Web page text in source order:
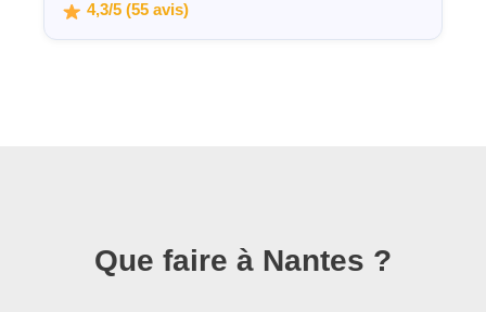
4,3/5 (55 avis)
Que faire à Nantes ?